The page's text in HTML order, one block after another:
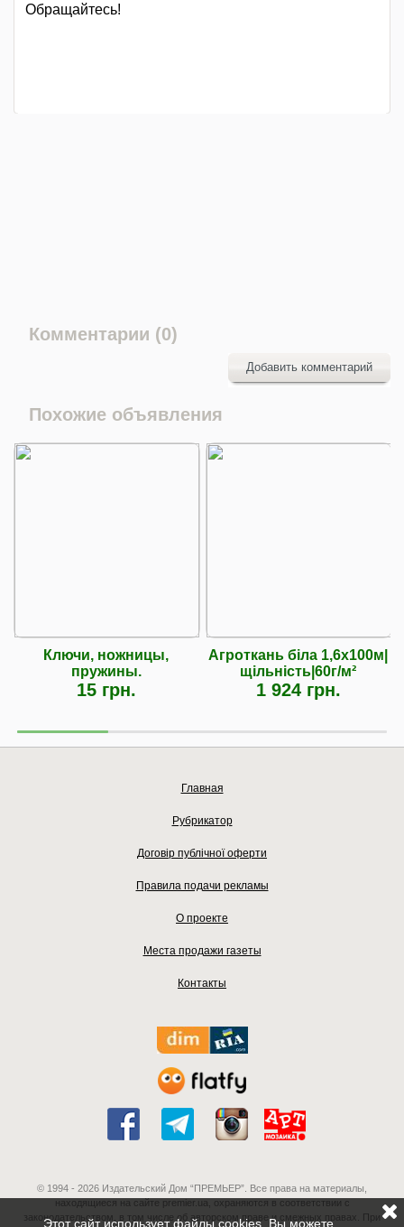
Обращайтесь!
Комментарии (0)
Добавить комментарий
Похожие объявления
Ключи, ножницы,
пружины.
15 грн.
Агроткань біла 1,6х100м|
щільність|60г/м²
1 924 грн.
Главная
Рубрикатор
Договір публічної оферти
Правила подачи рекламы
О проекте
Места продажи газеты
Контакты
© 1994 - 2026 Издательский Дом “ПРЕМЬЕР”. Все права на материалы,
находящиеся на сайте premier.ua, охраняются в соответствии с
законодательством, в том числе об авторском праве и смежных правах. При
Этот сайт использует файлы cookies. Вы можете